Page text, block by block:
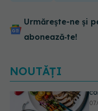
Urmărește-ne și
abonează‑te!
NOUTĂȚI